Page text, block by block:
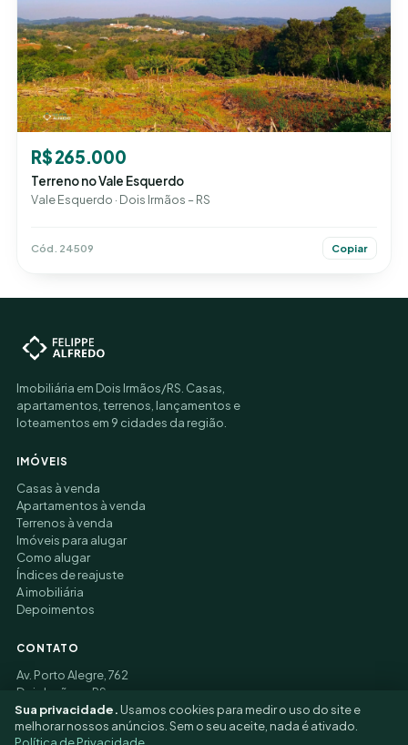
R$ 265.000
Terreno no Vale Esquerdo
Vale Esquerdo · Dois Irmãos – RS
Cód. 24509 Copiar
Imobiliária em Dois Irmãos/RS. Casas,
apartamentos, terrenos, lançamentos e
loteamentos em 9 cidades da região.
IMÓVEIS
Casas à venda
Apartamentos à venda
Terrenos à venda
Imóveis para alugar
Como alugar
Índices de reajuste
A imobiliária
Depoimentos
CONTATO
Av. Porto Alegre, 762
Dois Irmãos – RS
(51) 3177-9006
Sua privacidade. Usamos cookies para medir o uso do site e
melhorar nossos anúncios. Sem o seu aceite, nada é ativado.